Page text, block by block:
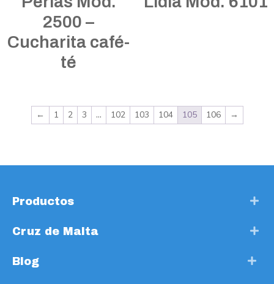
2500 –
Cucharita café-
té
← 1 2 3 … 102 103 104 105 106 →
Productos
Cruz de Malta
Blog